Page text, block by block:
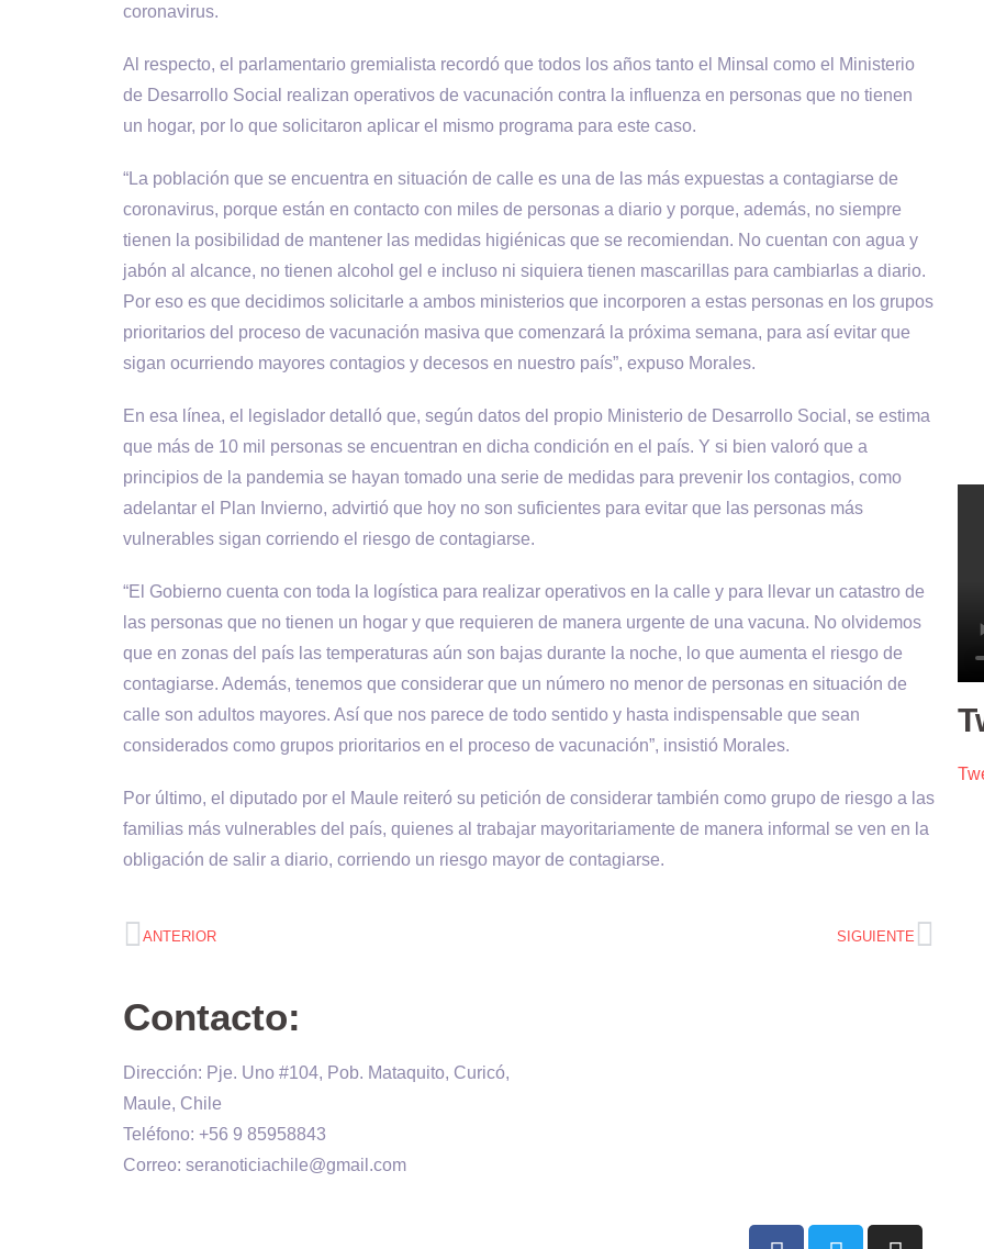
coronavirus.
Al respecto, el parlamentario gremialista recordó que todos los años tanto el Minsal como el Ministerio
de Desarrollo Social realizan operativos de vacunación contra la influenza en personas que no tienen
un hogar, por lo que solicitaron aplicar el mismo programa para este caso.
“La población que se encuentra en situación de calle es una de las más expuestas a contagiarse de
coronavirus, porque están en contacto con miles de personas a diario y porque, además, no siempre
tienen la posibilidad de mantener las medidas higiénicas que se recomiendan. No cuentan con agua y
jabón al alcance, no tienen alcohol gel e incluso ni siquiera tienen mascarillas para cambiarlas a diario.
Por eso es que decidimos solicitarle a ambos ministerios que incorporen a estas personas en los grupos
prioritarios del proceso de vacunación masiva que comenzará la próxima semana, para así evitar que
sigan ocurriendo mayores contagios y decesos en nuestro país”, expuso Morales.
En esa línea, el legislador detalló que, según datos del propio Ministerio de Desarrollo Social, se estima
que más de 10 mil personas se encuentran en dicha condición en el país. Y si bien valoró que a
principios de la pandemia se hayan tomado una serie de medidas para prevenir los contagios, como
adelantar el Plan Invierno, advirtió que hoy no son suficientes para evitar que las personas más
vulnerables sigan corriendo el riesgo de contagiarse.
“El Gobierno cuenta con toda la logística para realizar operativos en la calle y para llevar un catastro de
las personas que no tienen un hogar y que requieren de manera urgente de una vacuna. No olvidemos
que en zonas del país las temperaturas aún son bajas durante la noche, lo que aumenta el riesgo de
contagiarse. Además, tenemos que considerar que un número no menor de personas en situación de
calle son adultos mayores. Así que nos parece de todo sentido y hasta indispensable que sean
considerados como grupos prioritarios en el proceso de vacunación”, insistió Morales.
Por último, el diputado por el Maule reiteró su petición de considerar también como grupo de riesgo a las
familias más vulnerables del país, quienes al trabajar mayoritariamente de manera informal se ven en la
obligación de salir a diario, corriendo un riesgo mayor de contagiarse.
ANTERIOR SIGUIENTE
Contacto:
Dirección: Pje. Uno #104, Pob. Mataquito, Curicó,
Maule, Chile
Teléfono: +56 9 85958843
Correo: seranoticiachile@gmail.com